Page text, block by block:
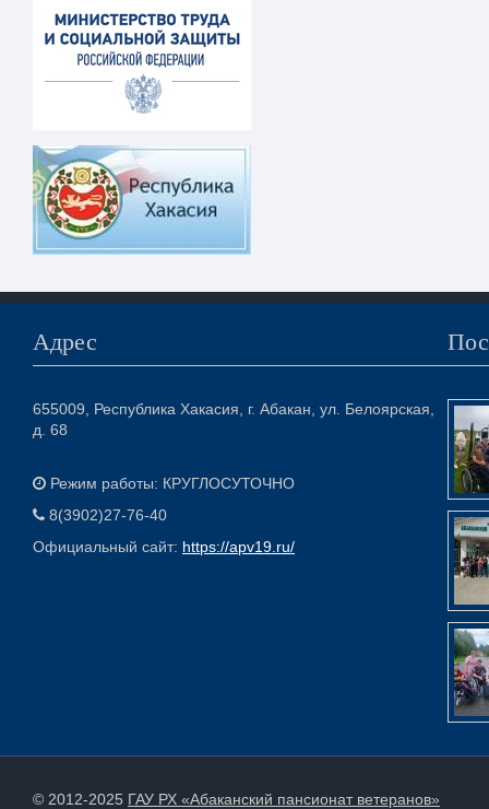
Адрес
655009, Республика Хакасия, г. Абакан, ул. Белоярская,
д. 68
Режим работы: КРУГЛОСУТОЧНО
8(3902)27-76-40
Официальный сайт: https://apv19.ru/
© 2012-2025 ГАУ РХ «Абаканский пансионат ветеранов»